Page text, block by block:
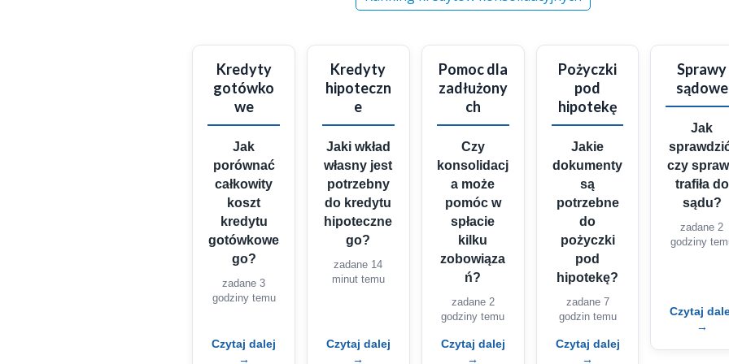
Kredyty
gotówko
we
Jak
porównać
całkowity
koszt
kredytu
gotówkowe
go?
zadane 3
godziny temu
Czytaj dalej
→
Kredyty
hipoteczn
e
Jaki wkład
własny jest
potrzebny
do kredytu
hipoteczne
go?
zadane 14
minut temu
Czytaj dalej
→
Pomoc dla
zadłużony
ch
Czy
konsolidacj
a może
pomóc w
spłacie
kilku
zobowiąza
ń?
zadane 2
godziny temu
Czytaj dalej
→
Pożyczki
pod
hipotekę
Jakie
dokumenty
są
potrzebne
do
pożyczki
pod
hipotekę?
zadane 7
godzin temu
Czytaj dalej
→
Sprawy
sądowe
Jak
czy
trafiła do
sądu?
zadane 2
godziny
Czytaj
→